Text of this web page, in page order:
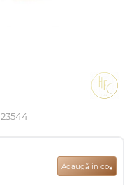
23544
Adaugă in coş